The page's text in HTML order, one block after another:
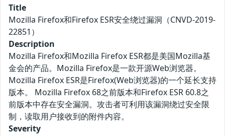
Title
Mozilla Firefox和Firefox ESR安全绕过漏洞（CNVD-2019-
22851）
Description
Mozilla Firefox和Mozilla Firefox ESR都是美国Mozilla基
金会的产品。Mozilla Firefox是一款开源Web浏览器。
Mozilla Firefox ESR是Firefox(Web浏览器)的一个延长支持
版本。 Mozilla Firefox 68之前版本和Firefox ESR 60.8之
前版本中存在安全漏洞。攻击者可利用该漏洞绕过安全限
制，读取用户接收到的附件内容。
Severity